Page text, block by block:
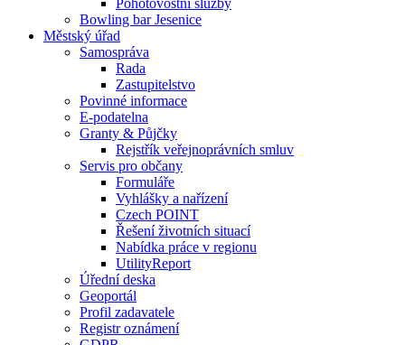
Pohotovostní služby
Bowling bar Jesenice
Městský úřad
Samospráva
Rada
Zastupitelstvo
Povinné informace
E-podatelna
Granty & Půjčky
Rejstřík veřejnoprávních smluv
Servis pro občany
Formuláře
Vyhlášky a nařízení
Czech POINT
Řešení životních situací
Nabídka práce v regionu
UtilityReport
Úřední deska
Geoportál
Profil zadavatele
Registr oznámení